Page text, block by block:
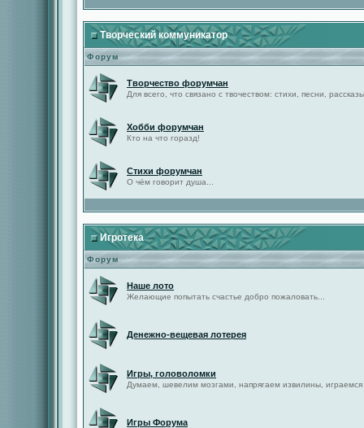
Творческий коммуникатор
Форум
Творчество форумчан
Для всего, что связано с твочеством: стихи, песни,
Хобби форумчан
Кто на что горазд!
Стихи форумчан
О чём говорит душа...
Игротека
Форум
Наше лото
Желающие попытать счастье добро пожаловать...
Денежно-вещевая лотерея
Игры, головоломки
Думаем, шевелим мозгами, напрягаем извилины,
Игры Форума